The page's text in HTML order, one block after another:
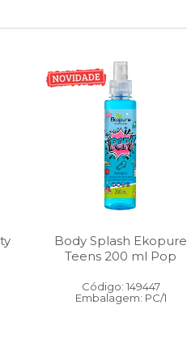
Body Splash Ekopure
Teens 200 ml Pop
Código: 149447
Embalagem: PC/1